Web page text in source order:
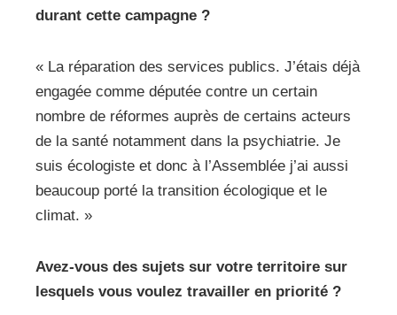
durant cette campagne ?
« La réparation des services publics. J’étais déjà
engagée comme députée contre un certain
nombre de réformes auprès de certains acteurs
de la santé notamment dans la psychiatrie. Je
suis écologiste et donc à l’Assemblée j’ai aussi
beaucoup porté la transition écologique et le
climat. »
Avez-vous des sujets sur votre territoire sur
lesquels vous voulez travailler en priorité ?